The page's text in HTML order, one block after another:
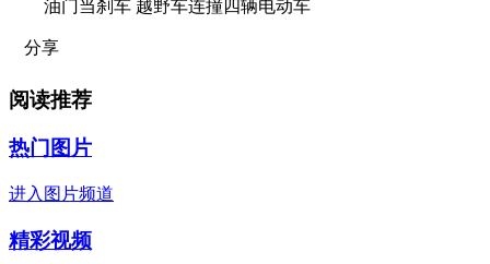
油门当刹车 越野车连撞四辆电动车
分享
阅读推荐
热门图片
进入图片频道
精彩视频